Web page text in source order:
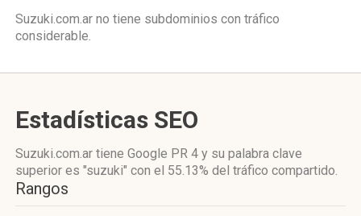
Suzuki.com.ar no tiene subdominios con tráfico
considerable.
Estadísticas SEO
Suzuki.com.ar tiene Google PR 4 y su palabra clave
superior es "suzuki" con el 55.13% del tráfico compartido.
Rangos